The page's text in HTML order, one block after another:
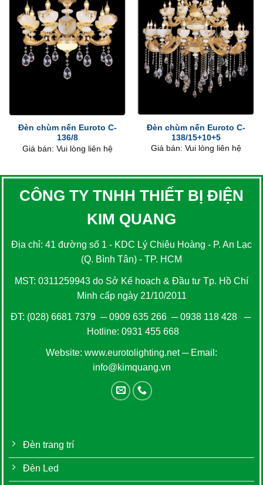
Đèn chùm nến Euroto C-
136/8
Giá bán: Vui lòng liên hệ
Đèn chùm nến Euroto C-
138/15+10+5
Giá bán: Vui lòng liên hệ
CÔNG TY TNHH THIẾT BỊ ĐIỆN
KIM QUANG
Địa chỉ: 41 đường số 1 - KDC Lý Chiêu Hoàng - P. An Lạc
(Q. Bình Tân) - TP. HCM
MST: 0311259943 do Sở Kế hoạch & Đầu tư Tp. Hồ Chí
Minh cấp ngày 21/10/2011
ĐT: (028) 6681 7379 ─0909 635 266─0938 118 428─
Hotline: 0931 455 668
Website: www.eurotolighting.net─ Email:
info@kimquang.vn
Đèn trang trí
Đèn Led